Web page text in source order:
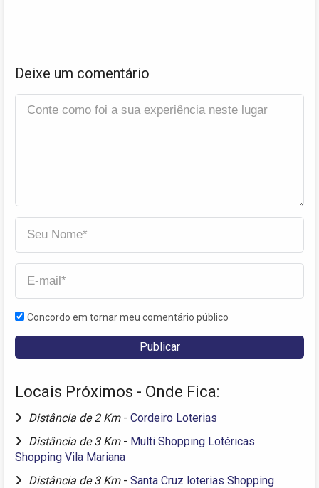
Deixe um comentário
Concordo em tornar meu comentário público
Locais Próximos - Onde Fica:
Distância de 2 Km - Cordeiro Loterias
Distância de 3 Km - Multi Shopping Lotéricas
Shopping Vila Mariana
Distância de 3 Km - Santa Cruz loterias Shopping